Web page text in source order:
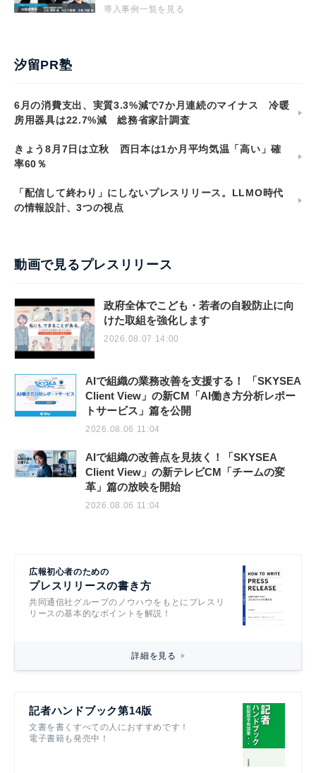
導入事例一覧を見る
汐留PR塾
6月の消費支出、実質3.3%減で7か月連続のマイナス 冷暖
房用器具は22.7%減 総務省家計調査
きょう8月7日は立秋 西日本は1か月平均気温「高い」確
率60％
「配信して終わり」にしないプレスリリース。LLMO時代
の情報設計、3つの視点
動画で見るプレスリリース
政府全体でこども・若者の自殺防止に向
けた取組を強化します
2026.08.07 14:00
AIで組織の業務改善を支援する！ 「SKYSEA
Client View」の新CM「AI働き方分析レポー
トサービス」篇を公開
2026.08.06 11:04
AIで組織の改善点を見抜く！「SKYSEA
Client View」の新テレビCM「チームの変
革」篇の放映を開始
2026.08.06 11:04
広報初心者のための
プレスリリースの書き方
共同通信社グループのノウハウをもとにプレスリ
リースの基本的なポイントを解説！
詳細を見る
記者ハンドブック第14版
文書を書くすべての人におすすめです！
電子書籍も発売中！